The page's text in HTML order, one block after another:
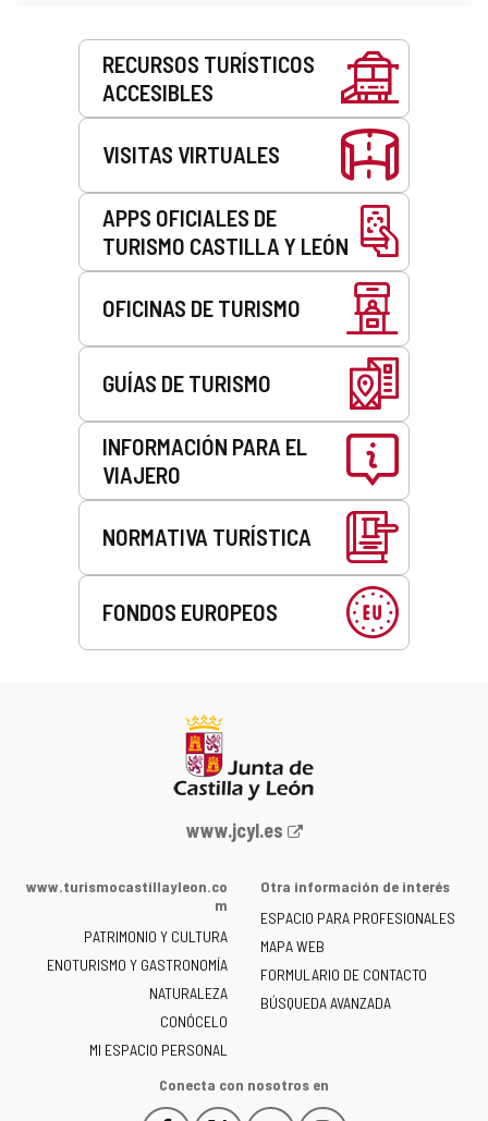
RECURSOS TURÍSTICOS
ACCESIBLES
VISITAS VIRTUALES
APPS OFICIALES DE
TURISMO CASTILLA Y LEÓN
OFICINAS DE TURISMO
GUÍAS DE TURISMO
INFORMACIÓN PARA EL
VIAJERO
NORMATIVA TURÍSTICA
FONDOS EUROPEOS
Portal
la
de
Castilla
y
León
-
www.jcyl.es
www.turismocastillayleon.co
m
PATRIMONIO Y CULTURA
ENOTURISMO Y GASTRONOMÍA
NATURALEZA
CONÓCELO
MI ESPACIO PERSONAL
Otra información de interés
ESPACIO PARA PROFESIONALES
MAPA WEB
FORMULARIO DE CONTACTO
BÚSQUEDA AVANZADA
Conecta con nosotros en